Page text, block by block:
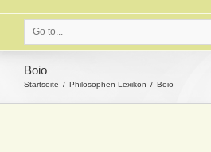
Go to...
Boio
Startseite Philosophen Lexikon Boio